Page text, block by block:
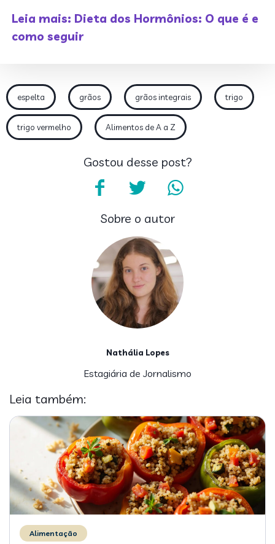
Leia mais: Dieta dos Hormônios: O que é e
como seguir
espelta grãos grãos integrais trigo
trigo vermelho Alimentos de A a Z
Gostou desse post?
Sobre o autor
Nathália Lopes
Estagiária de Jornalismo
Leia também:
Alimentação